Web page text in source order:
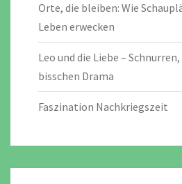
Orte, die bleiben: Wie
Leben erwecken
Leo und die Liebe –
bisschen Drama
Faszination Nachkriegszeit